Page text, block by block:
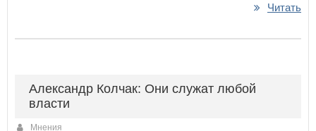
Читать
Александр Колчак: Они служат любой
власти
Мнения